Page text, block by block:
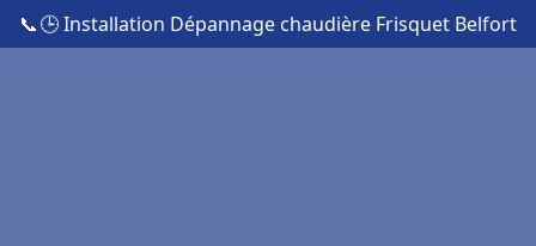
📞🕒 Installation Dépannage chaudière Frisquet Belfort